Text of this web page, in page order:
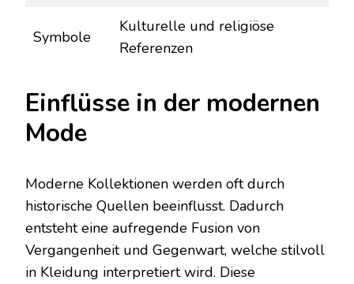
Symbole
Kulturelle und religiöse
Referenzen
Einflüsse in der modernen
Mode
Moderne Kollektionen werden oft durch
historische Quellen beeinflusst. Dadurch
entsteht eine aufregende Fusion von
Vergangenheit und Gegenwart, welche stilvoll
in Kleidung interpretiert wird. Diese